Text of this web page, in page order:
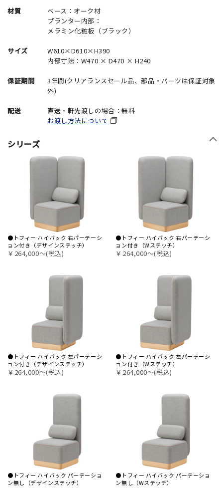
材質
ベース：オーク材
プランター内部：
メラミン化粧板（ブラック）
サイズ
W610×D610×H390
内部寸法：W470 × D470 × H240
保証期間
3年間(クリアランスセール品、部品・パーツは保証対象
外)
配送
直送・軒先渡しの場合：無料
お渡し方法について
シリーズ
●トフィー ハイバック 右パーテーシ
ョン付き（デザインステッチ）
￥264,000〜(税込)
●トフィー ハイバック 右パーテーシ
ョン付き（Wステッチ）
￥264,000〜(税込)
●トフィー ハイバック 左パーテーシ
ョン付き（デザインステッチ）
￥264,000〜(税込)
●トフィー ハイバック 左パーテーシ
ョン付き（Wステッチ）
￥264,000〜(税込)
●トフィー ハイバック パーテーショ
ン無し（デザインステッチ）
●トフィー ハイバック パーテーショ
ン無し（Wステッチ）